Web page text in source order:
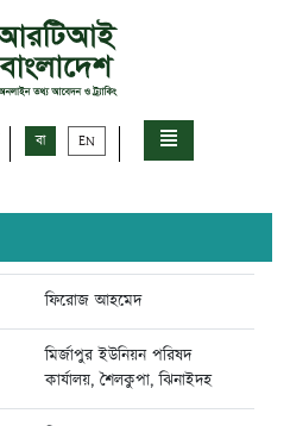
বা EN
ফিরোজ আহমেদ
মির্জাপুর ইউনিয়ন পরিষদ
কার্যালয়, শৈলকুপা, ঝিনাইদহ